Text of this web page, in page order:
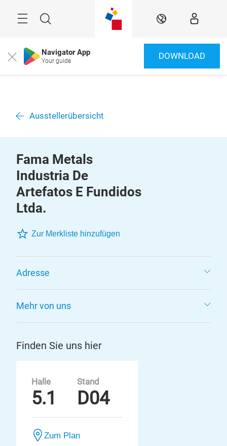
Suche DE
Close Navigator App
Your guide DOWNLOAD
Ausstellerübersicht
Fama Metals
Industria De
Artefatos E Fundidos
Ltda.
Zur Merkliste hinzufügen
Adresse
Mehr von uns
Finden Sie uns hier
Halle
5.1
Stand
D04
Zum Plan